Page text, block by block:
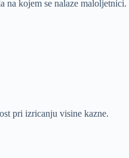
na kojem se nalaze maloljetnici.
pri izricanju visine kazne.